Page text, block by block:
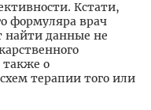
Кстати,
формуляра врач
найти данные не
также о
терапии того или